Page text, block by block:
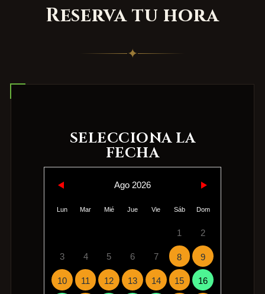
Reserva tu hora
✦
SELECCIONA LA
FECHA
Ago 2026
Lun Mar Mié Jue Vie Sáb Dom
1 2
3 4 5 6 7 8 9
10 11 12 13 14 15 16